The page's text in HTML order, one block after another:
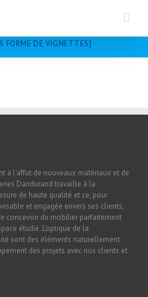
FORME DE VIGNETTES]
à l'affut de nouveaux matériaux et de
Dandurand travaille à la
de haute qualité et ce, pour
et engagée envers ses clients,
concevoir du mobilier parfaitement
étudié. L'optique de la
sont des éléments naturellement
des projets avec nos clients et